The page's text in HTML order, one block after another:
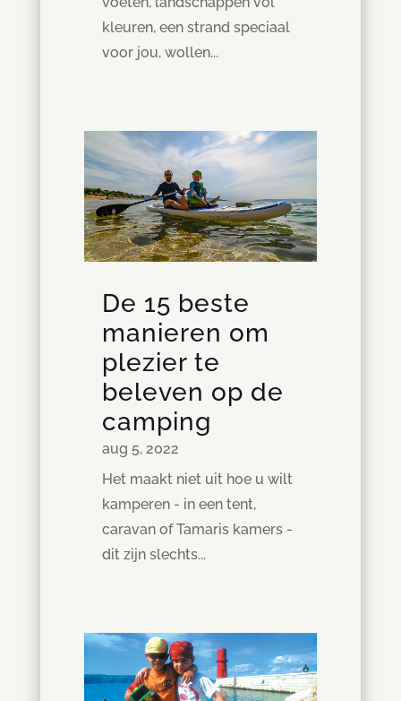
kleuren, een strand speciaal
voor jou, wollen...
De 15 beste
manieren om
plezier te
beleven op de
camping
aug 5, 2022
Het maakt niet uit hoe u wilt
kamperen - in een tent,
caravan of Tamaris kamers -
dit zijn slechts...